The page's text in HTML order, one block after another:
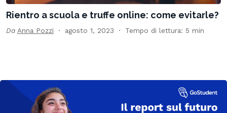
Rientro a scuola e truffe online: come evitarle?
Da Anna Pozzi agosto 1, 2023 Tempo di lettura: 5 min